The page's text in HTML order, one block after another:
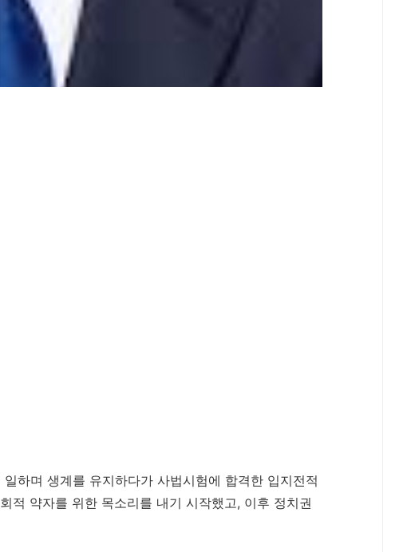
하며 생계를 유지하다가 사법시험에 합격한 입지전적
적 약자를 위한 목소리를 내기 시작했고, 이후 정치권